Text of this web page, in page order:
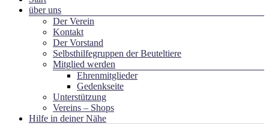
BeuteltierNetzwerk e.V.
~ Schicksal verbindet ~
über uns
Der Verein
Kontakt
Der Vorstand
Selbsthilfegruppen der Beuteltiere
Mitglied werden
Ehrenmitglieder
Gedenkseite
Unterstützung
Vereins – Shops
Hilfe in deiner Nähe